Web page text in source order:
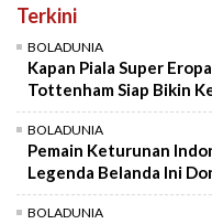
Terkini
BOLADUNIA
Kapan Piala Super
Tottenham Siap Bikin
BOLADUNIA
Pemain Keturunan
Legenda Belanda Ini
BOLADUNIA